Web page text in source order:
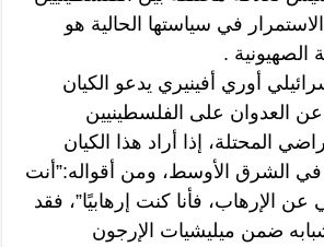
الاستمرار في سياستها الحالية هو
الصهيونية .
أوري أفينيري يدعو الكيان
العدوان على الفلسطينيين
المحتلة، إذا أراد هذا الكيان
الشرق الأوسط، ومن أقواله:”أنت
عن الإرهاب، فأنا كنت إرهابيًا”، فقد
ضمن ميليشيات الإرجون